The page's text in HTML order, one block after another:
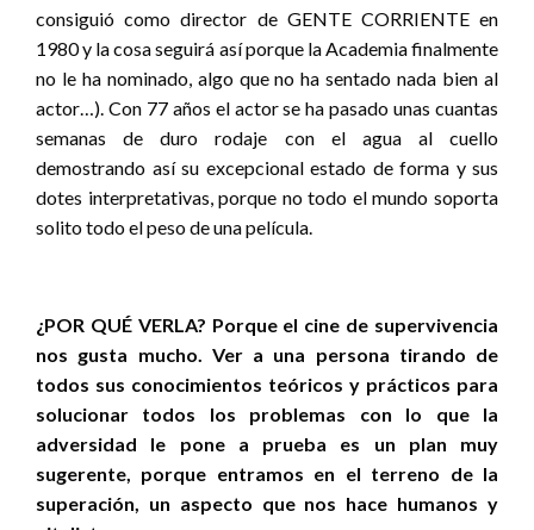
consiguió como director de GENTE CORRIENTE en
1980 y la cosa seguirá así porque la Academia finalmente
no le ha nominado, algo que no ha sentado nada bien al
actor…). Con 77 años el actor se ha pasado unas cuantas
semanas de duro rodaje con el agua al cuello
demostrando así su excepcional estado de forma y sus
dotes interpretativas, porque no todo el mundo soporta
solito todo el peso de una película.
¿POR QUÉ VERLA? Porque el cine de supervivencia
nos gusta mucho. Ver a una persona tirando de
todos sus conocimientos teóricos y prácticos para
solucionar todos los problemas con lo que la
adversidad le pone a prueba es un plan muy
sugerente, porque entramos en el terreno de la
superación, un aspecto que nos hace humanos y